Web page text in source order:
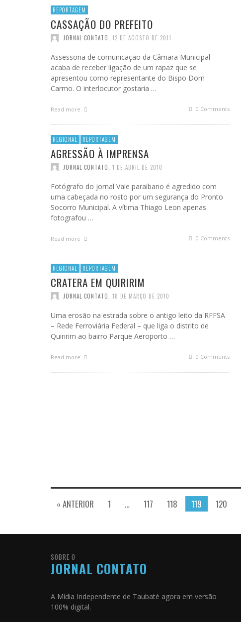
REPORTAGEM
CASSAÇÃO DO PREFEITO
JORNAL CONTATO 12 DE AGOSTO DE 2011
Assessoria de comunicação da Câmara Municipal
acaba de receber ligação de um rapaz que se
apresentou como representante do Bispo Dom
Carmo. O interlocutor gostaria …
Read more 0 Comments
REGIONAL REPORTAGEM
AGRESSÃO À IMPRENSA
JORNAL CONTATO 1 DE ABRIL DE 2010
Fotógrafo do jornal Vale paraibano é agredido com
uma cabeçada no rosto por um segurança do Pronto
Socorro Municipal. A vítima Thiago Leon apenas
fotografou …
Read more 0 Comments
REGIONAL REPORTAGEM
CRATERA EM QUIRIRIM
JORNAL CONTATO 18 DE MARÇO DE 2010
Uma erosão na estrada sobre o antigo leito da RFFSA
– Rede Ferroviária Federal – que liga o distrito de
Quiririm ao bairro Parque Aeroporto …
Read more 0 Comments
« ANTERIOR 1 … 117 118 119 120
SOBRE O
JORNAL CONTATO
A Mídia Independente de Taubaté agora em versão
100% digital.